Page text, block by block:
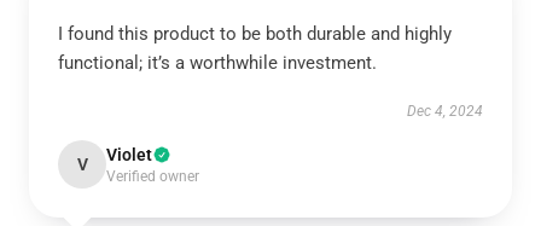
I found this product to be both durable and highly
functional; it’s a worthwhile investment.
Dec 4, 2024
V Violet
Verified owner